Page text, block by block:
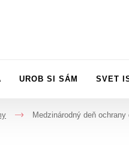
UROB SI SÁM SVET
->
Medzinárodný deň